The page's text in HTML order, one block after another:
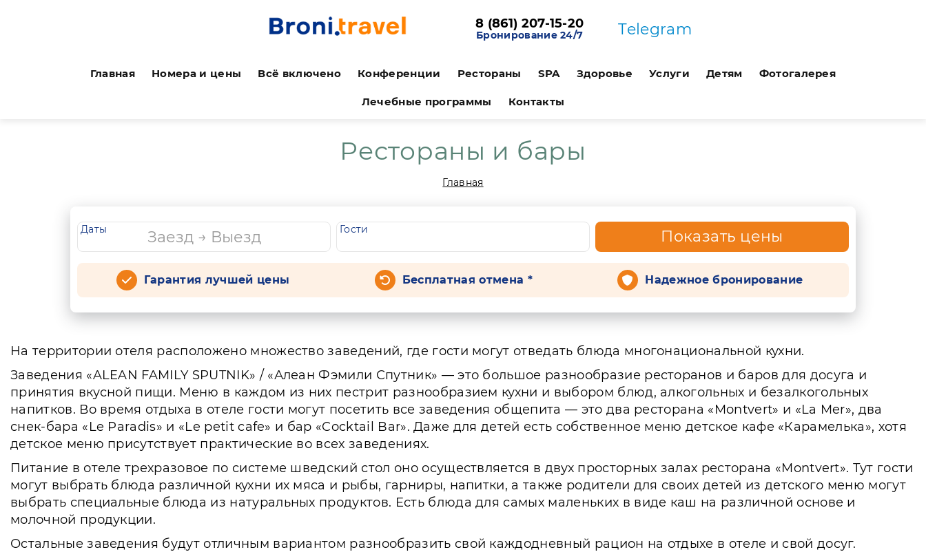
8 (861) 207-15-20
Бронирование 24/7 Telegram
Главная Номера и цены Всё включено Конференции Рестораны SPA Здоровье Услуги Детям Фотогалерея
Лечебные программы Контакты
Рестораны и бары
Главная
Даты Гости Показать цены
Гарантия лучшей цены Бесплатная отмена * Надежное бронирование
На территории отеля расположено множество заведений, где гости могут отведать блюда многонациональной кухни.
Заведения «ALEAN FAMILY SPUTNIK» / «Алеан Фэмили Спутник» — это большое разнообразие ресторанов и баров для досуга и
принятия вкусной пищи. Меню в каждом из них пестрит разнообразием кухни и выбором блюд, алкогольных и безалкогольных
напитков. Во время отдыха в отеле гости могут посетить все заведения общепита — это два ресторана «Montvert» и «La Mer», два
снек-бара «Le Paradis» и «Le petit cafe» и бар «Cocktail Bar». Даже для детей есть собственное меню детское кафе «Карамелька», хотя
детское меню присутствует практические во всех заведениях.
Питание в отеле трехразовое по системе шведский стол оно осуществляется в двух просторных залах ресторана «Montvert». Тут гости
могут выбрать блюда различной кухни их мяса и рыбы, гарниры, напитки, а также родители для своих детей из детского меню могут
выбрать специальные блюда из натуральных продуктов. Есть блюда для самых маленьких в виде каш на различной основе и
молочной продукции.
Остальные заведения будут отличным вариантом разнообразить свой каждодневный рацион на отдыхе в отеле и свой досуг.